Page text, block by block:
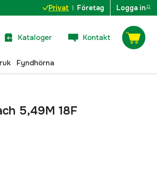
Privat Företag Logga in
Kataloger Kontakt
Fyndhörna
5,49M 18F